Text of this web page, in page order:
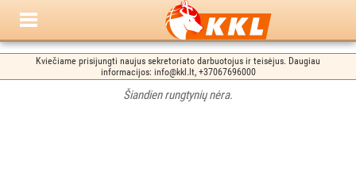
Kviečiame prisijungti naujus sekretoriato darbuotojus ir teisėjus. Daugiau
informacijos: info@kkl.lt, +37067696000
Šiandien rungtynių nėra.